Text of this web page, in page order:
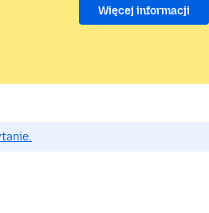
Więcej informacji